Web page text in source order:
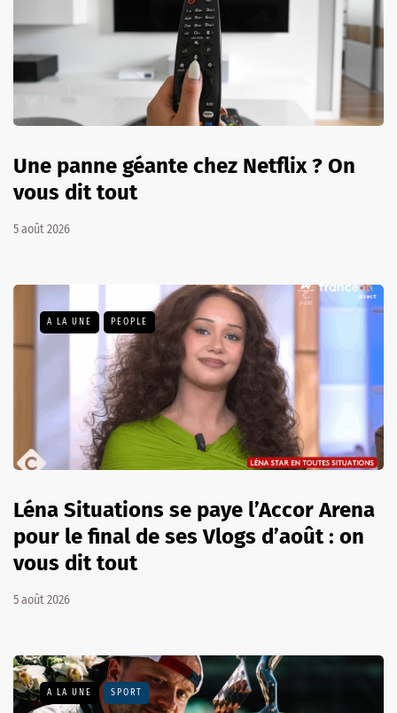
Une panne géante chez Netflix ? On
vous dit tout
5 août 2026
A LA UNE PEOPLE
Léna Situations se paye l’Accor Arena
pour le final de ses Vlogs d’août : on
vous dit tout
5 août 2026
A LA UNE SPORT